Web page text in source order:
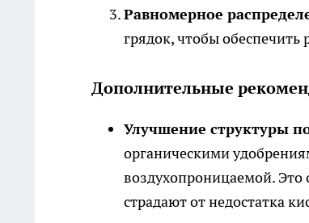
Равномерное
грядок, чтобы
Дополнительные
Улучшение структуры
органическими
воздухопроницаемой. Это
страдают от недостатка